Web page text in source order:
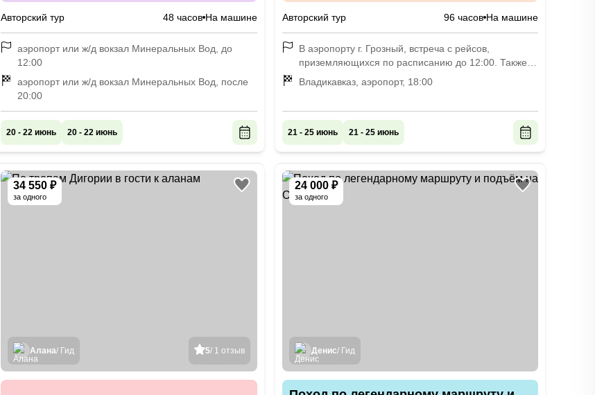
Авторский тур 48 часов На машине
аэропорт или ж/д вокзал Минеральных Вод, до
12:00
аэропорт или ж/д вокзал Минеральных Вод, после
20:00
20 - 22 июнь 20 - 22 июнь
Авторский тур 96 часов На машине
В аэропорту г. Грозный, встреча с рейсов,
приземляющихся по расписанию до 12:00. Также
поможем организовать трансфер из Владикавказа
и Махачкалы до г. Грозный за дополнительную
Владикавказ, аэропорт, 18:00
21 - 25 июнь 21 - 25 июнь
34 550 ₽
за одного
5/ 1 отзыв
Алана/ Гид
24 000 ₽
за одного
Денис/ Гид